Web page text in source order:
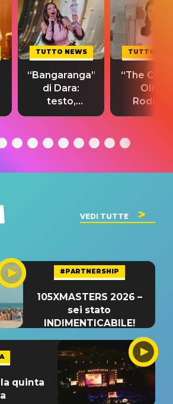
TUTTO NEWS
“Bangaranga”
di Dara:
testo,
traduzione e
del singolo
TUTTO
“The
Olivia
testo,
VEDI TUTTE
#PARTNERSHIP
105XMASTERS 2026 –
sei stato
INDIMENTICABILE!
quinta